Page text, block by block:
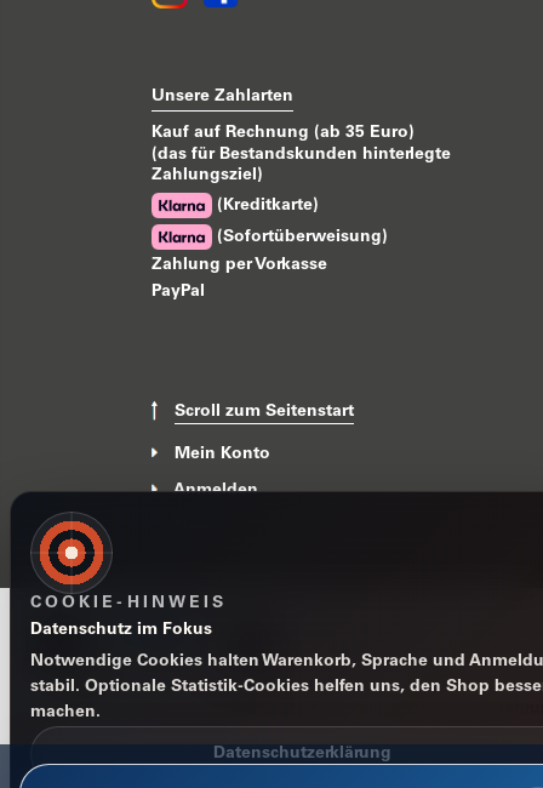
Unsere Zahlarten
Kauf auf Rechnung (ab 35 Euro)
(das für Bestandskunden hinterlegte
Zahlungsziel)
(Kreditkarte)
(Sofortüberweisung)
Zahlung per Vorkasse
PayPal
Scroll zum Seitenstart
Mein Konto
Anmelden
Impressum
COOKIE-HINWEIS
Datenschutz im Fokus
Notwendige Cookies halten Warenkorb, Sprache und
stabil. Optionale Statistik-Cookies helfen uns, den Shop
machen.
Datenschutzerklärung